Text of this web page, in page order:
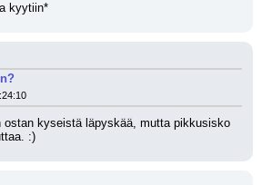
kyytiin*
ostan kyseistä läpyskää, mutta pikkusisko
:)